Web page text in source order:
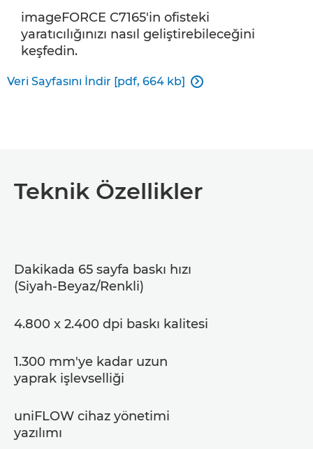
imageFORCE C7165'in ofisteki
yaratıcılığınızı nasıl geliştirebileceğini
keşfedin.
Veri Sayfasını İndir [pdf, 664 kb] 
Teknik Özellikler
Dakikada 65 sayfa baskı hızı
(Siyah-Beyaz/Renkli)
4.800 x 2.400 dpi baskı kalitesi
1.300 mm'ye kadar uzun
yaprak işlevselliği
uniFLOW cihaz yönetimi
yazılımı